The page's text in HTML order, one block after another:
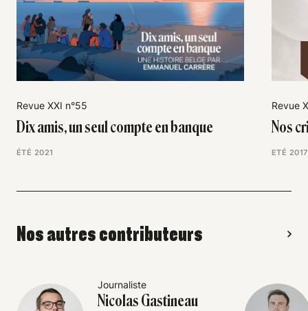
Revue XXI n°55
Dix amis, un seul compte en banque
ÉTÉ 2021
Revue
Nos
ETÉ 2017
Nos autres contributeurs
Journaliste
Nicolas Gastineau